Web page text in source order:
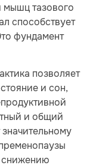
мышц тазового
способствует
фундамент
позволяет
и сон,
и общий